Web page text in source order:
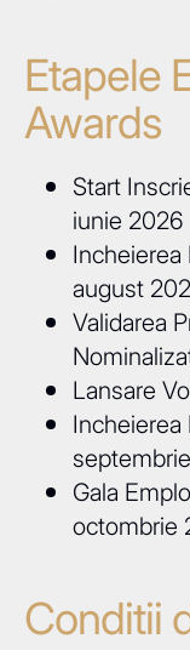
Etapele
Awards
Start
iunie 2026
Incheierea
august
Validarea
Lansare
Incheierea
Gala
octombrie
Conditii